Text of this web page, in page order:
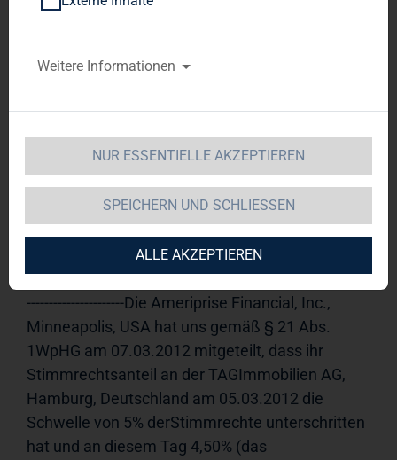
Veröffentlichung gemäß §
26 Abs. 1 WpHG mit dem
Verbreitung
TAG Immobilien AG 12.03.2012
15:20Veröffentlichung einer
Stimmrechtsmitteilung, übermittelt durch die
den Inhalt der Mitteilung ist der Emittent
verantwortlich.-----------------------------------------------------
----------------------Die Ameriprise Financial, Inc.,
Minneapolis, USA hat uns gemäß § 21 Abs.
1WpHG am 07.03.2012 mitgeteilt, dass ihr
Stimmrechtsanteil an der TAGImmobilien AG,
Hamburg, Deutschland am 05.03.2012 die
Schwelle von 5% derStimmrechte unterschritten
hat und an diesem Tag 4,50% (das
Weitere Informationen
NUR ESSENTIELLE AKZEPTIEREN
SPEICHERN UND SCHLIESSEN
ALLE AKZEPTIEREN